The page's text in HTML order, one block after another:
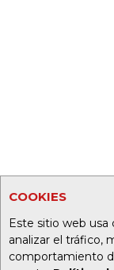
COOKIES
Este sitio web usa
analizar el tráfico,
comportamiento